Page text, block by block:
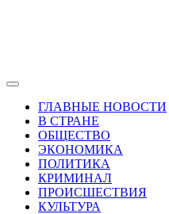
ГЛАВНЫЕ НОВОСТИ
В СТРАНЕ
ОБЩЕСТВО
ЭКОНОМИКА
ПОЛИТИКА
КРИМИНАЛ
ПРОИСШЕСТВИЯ
КУЛЬТУРА